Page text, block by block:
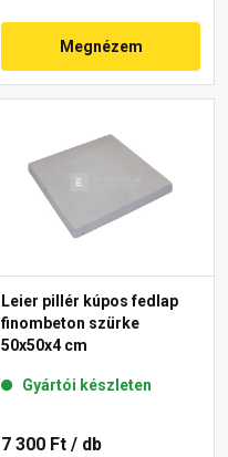
Megnézem
Leier pillér kúpos fedlap
finombeton szürke
50x50x4 cm
Gyártói készleten
7 300 Ft / db